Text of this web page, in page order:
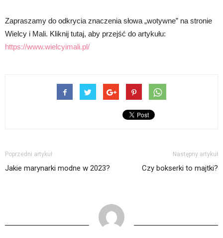
Zapraszamy do odkrycia znaczenia słowa „wotywne” na stronie
Wielcy i Mali. Kliknij tutaj, aby przejść do artykułu:
https://www.wielcyimali.pl/
Poprzedni artykuł
Jakie marynarki modne w 2023?
Następny artykuł
Czy bokserki to majtki?